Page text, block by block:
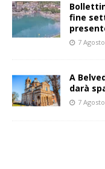
fine
7
A
darà
7